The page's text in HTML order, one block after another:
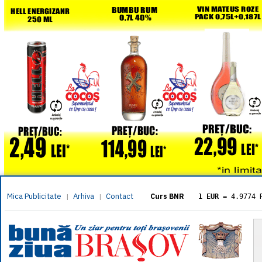
Mica Publicitate | Arhiva | Contact Curs BNR 1 EUR = 4.9774
= 5.8304
1 XAU= 464.4611
1 AED= 1.1933
1 AUD= 2.7957
1 BGN= 2.5449